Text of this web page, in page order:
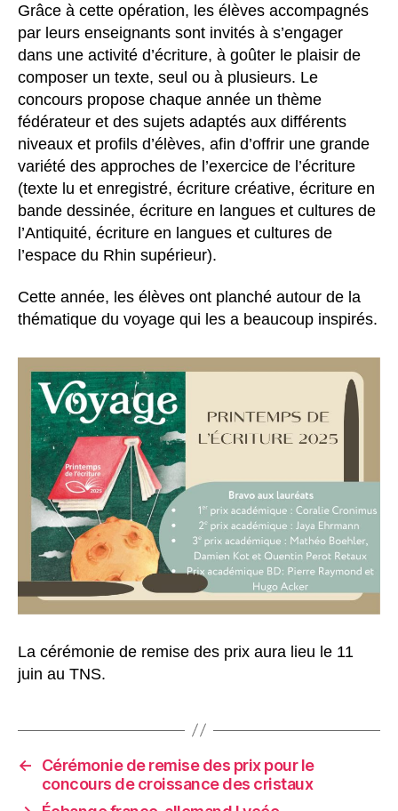
Grâce à cette opération, les élèves accompagnés
par leurs enseignants sont invités à s’engager
dans une activité d’écriture, à goûter le plaisir de
composer un texte, seul ou à plusieurs. Le
concours propose chaque année un thème
fédérateur et des sujets adaptés aux différents
niveaux et profils d’élèves, afin d’offrir une grande
variété des approches de l’exercice de l’écriture
(texte lu et enregistré, écriture créative, écriture en
bande dessinée, écriture en langues et cultures de
l’Antiquité, écriture en langues et cultures de
l’espace du Rhin supérieur).
Cette année, les élèves ont planché autour de la
thématique du voyage qui les a beaucoup inspirés.
La cérémonie de remise des prix aura lieu le 11
juin au TNS.
←
Cérémonie de remise des prix pour le
concours de croissance des cristaux